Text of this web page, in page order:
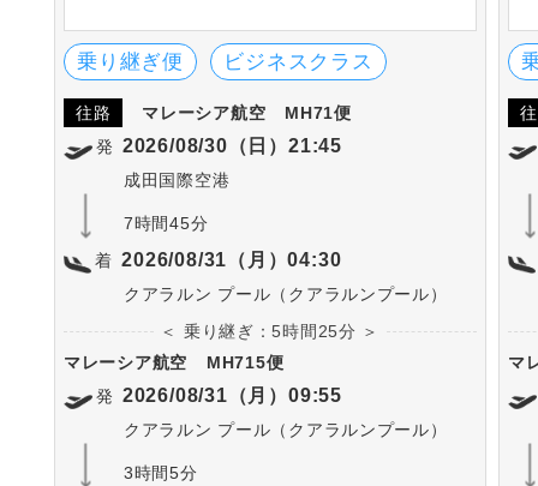
以上に就航しています。
乗り継ぎ便 ビジネスクラス
往路 マレーシア航空
MH71便
発 2026/08/30（日）21:45
成田国際空港
7時間45分
着 2026/08/31（月）04:30
クアラルン プール（クアラルンプール）
＜ 乗り継ぎ：5時間25分 ＞
マレーシア航空
MH715便
発 2026/08/31（月）09:55
クアラルン プール（クアラルンプール）
3時間5分
マ